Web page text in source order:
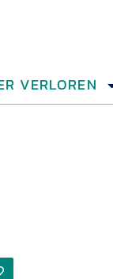
VERLOREN